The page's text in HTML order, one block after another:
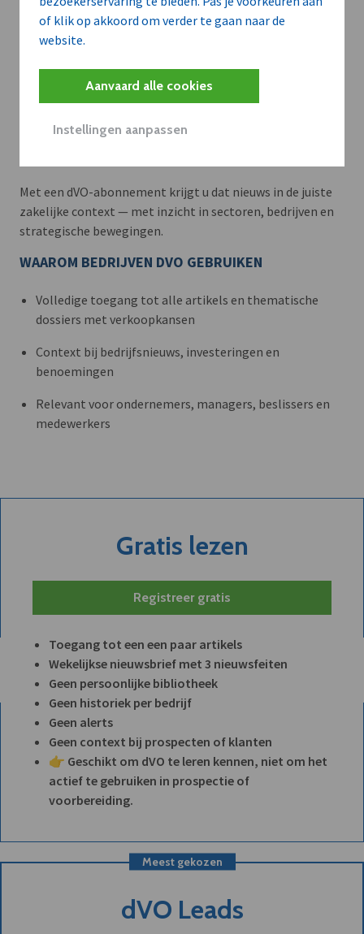
of klik op akkoord om verder te gaan naar de
website.
Aanvaard alle cookies
Instellingen aanpassen
Meer context. Dieper begrip.
Met een dVO-abonnement krijgt u dat nieuws in de juiste
zakelijke context — met inzicht in sectoren, bedrijven en
strategische bewegingen.
WAAROM BEDRIJVEN DVO GEBRUIKEN
Volledige toegang tot alle artikels en thematische
dossiers met verkoopkansen
Context bij bedrijfsnieuws, investeringen en
benoemingen
Relevant voor ondernemers, managers, beslissers en
medewerkers
Gratis lezen
Registreer gratis
Toegang tot een een paar artikels
Wekelijkse nieuwsbrief met 3 nieuwsfeiten
Geen persoonlijke bibliotheek
Geen historiek per bedrijf
Geen alerts
Geen context bij prospecten of klanten
👉 Geschikt om dVO te leren kennen, niet om het
actief te gebruiken in prospectie of
voorbereiding.
Meest gekozen
dVO Leads